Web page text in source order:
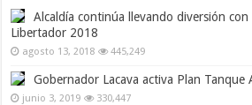
Alcaldía continúa llevando diversión con
Libertador 2018
agosto 13, 2018 445,249
Gobernador Lacava activa Plan Tanque
junio 3, 2019 330,447